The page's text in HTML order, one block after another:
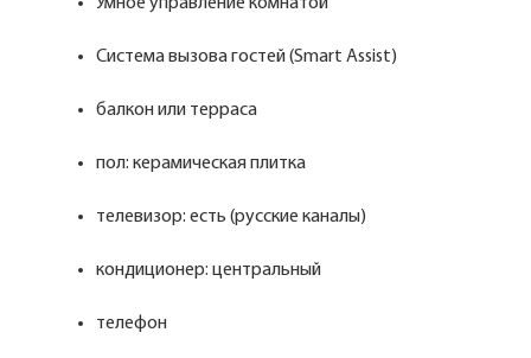
Система вызова гостей (Smart Assist)
балкон или терраса
пол: керамическая плитка
телевизор: есть (русские каналы)
кондиционер: центральный
телефон